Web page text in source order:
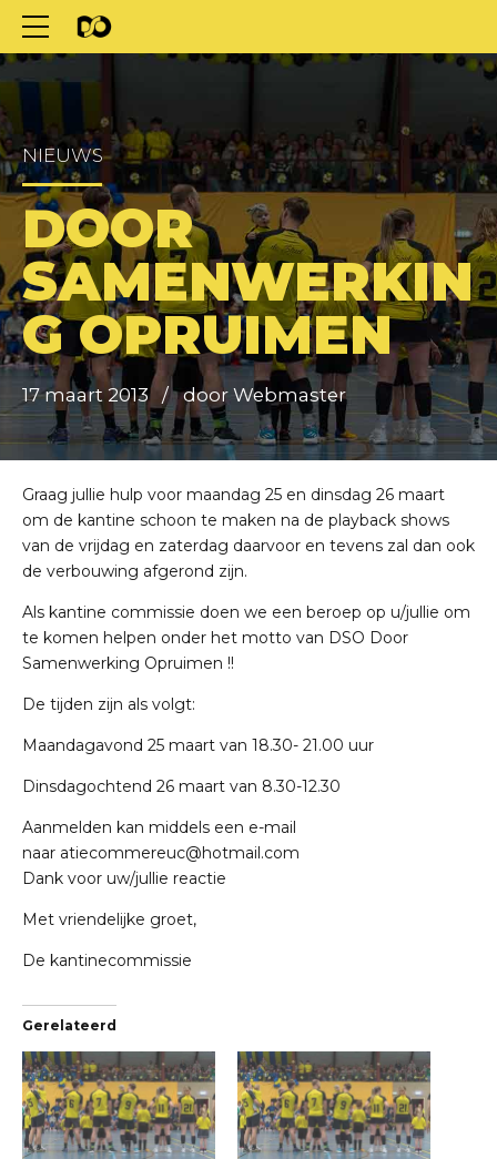
NIEUWS
DOOR
SAMENWERKIN
G OPRUIMEN
17 maart 2013 door Webmaster
Graag jullie hulp voor maandag 25 en dinsdag 26 maart
om de kantine schoon te maken na de playback shows
van de vrijdag en zaterdag daarvoor en tevens zal dan ook
de verbouwing afgerond zijn.
Als kantine commissie doen we een beroep op u/jullie om
te komen helpen onder het motto van DSO Door
Samenwerking Opruimen !!
De tijden zijn als volgt:
Maandagavond 25 maart van 18.30- 21.00 uur
Dinsdagochtend 26 maart van 8.30-12.30
Aanmelden kan middels een e-mail
naar atiecommereuc@hotmail.com
Dank voor uw/jullie reactie
Met vriendelijke groet,
De kantinecommissie
Gerelateerd